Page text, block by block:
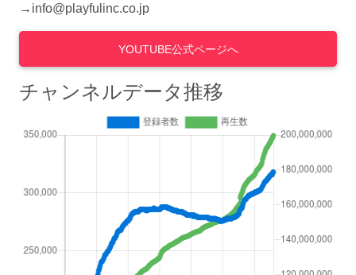
→info@playfulinc.co.jp
YOUTUBE公式ページへ
チャンネルデータ推移